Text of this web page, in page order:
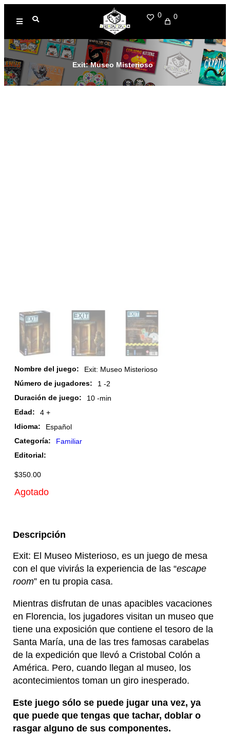
0 0
Exit: Museo Misterioso
Nombre del juego:
Exit: Museo Misterioso
Número de jugadores:
1 -2
Duración de juego:
10 -min
Edad:
4 +
Idioma:
Español
Categoría:
Familiar
Editorial:
$350.00
Agotado
Descripción
Exit: El Museo Misterioso, es un juego de mesa
con el que vivirás la experiencia de las “escape
room” en tu propia casa.
Mientras disfrutan de unas apacibles vacaciones
en Florencia, los jugadores visitan un museo que
tiene una exposición que contiene el tesoro de la
Santa María, una de las tres famosas carabelas
de la expedición que llevó a Cristobal Colón a
América. Pero, cuando llegan al museo, los
acontecimientos toman un giro inesperado.
Este juego sólo se puede jugar una vez, ya
que puede que tengas que tachar, doblar o
rasgar alguno de sus componentes.